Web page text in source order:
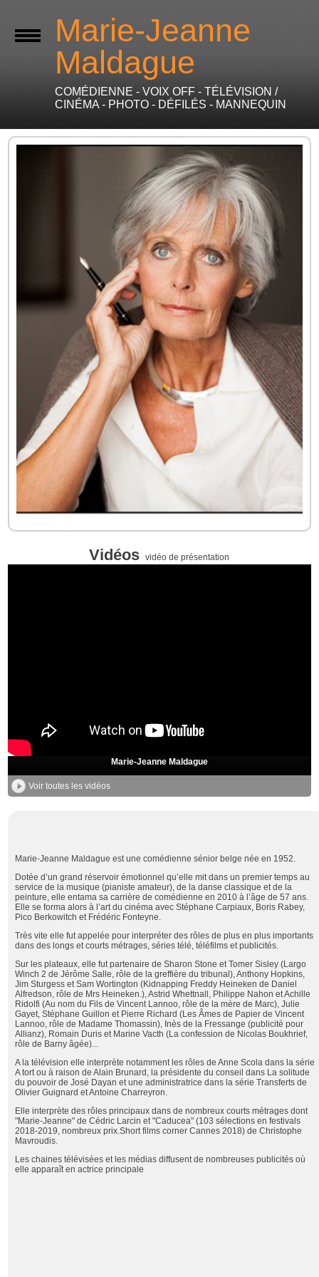
Marie-Jeanne
Maldague
COMÉDIENNE - VOIX OFF - TÉLÉVISION /
CINÉMA - PHOTO - DÉFILÉS - MANNEQUIN
Vidéos vidéo de présentation
Marie-Jeanne Maldague
Voir toutes les vidéos
Marie-Jeanne Maldague est une comédienne sénior belge née en 1952.
Dotée d’un grand réservoir émotionnel qu’elle mit dans un premier temps au
service de la musique (pianiste amateur), de la danse classique et de la
peinture, elle entama sa carrière de comédienne en 2010 à l’âge de 57 ans.
Elle se forma alors à l’art du cinéma avec Stéphane Carpiaux, Boris Rabey,
Pico Berkowitch et Frédéric Fonteyne.
Très vite elle fut appelée pour interpréter des rôles de plus en plus importants
dans des longs et courts métrages, séries télé, téléfilms et publicités.
Sur les plateaux, elle fut partenaire de Sharon Stone et Tomer Sisley (Largo
Winch 2 de Jérôme Salle, rôle de la greffière du tribunal), Anthony Hopkins,
Jim Sturgess et Sam Wortington (Kidnapping Freddy Heineken de Daniel
Alfredson, rôle de Mrs Heineken.), Astrid Whettnall, Philippe Nahon et Achille
Ridolfi (Au nom du Fils de Vincent Lannoo, rôle de la mère de Marc), Julie
Gayet, Stéphane Guillon et Pierre Richard (Les Âmes de Papier de Vincent
Lannoo, rôle de Madame Thomassin), Inès de la Fressange (publicité pour
Allianz), Romain Duris et Marine Vacth (La confession de Nicolas Boukhrief,
rôle de Barny âgée)...
A la télévision elle interprète notamment les rôles de Anne Scola dans la série
A tort ou à raison de Alain Brunard, la présidente du conseil dans La solitude
du pouvoir de José Dayan et une administratrice dans la série Transferts de
Olivier Guignard et Antoine Charreyron.
Elle interprète des rôles principaux dans de nombreux courts métrages dont
"Marie-Jeanne" de Cédric Larcin et "Caducea" (103 sélections en festivals
2018-2019, nombreux prix.Short films corner Cannes 2018) de Christophe
Mavroudis.
Les chaines télévisées et les médias diffusent de nombreuses publicités où
elle apparaît en actrice principale